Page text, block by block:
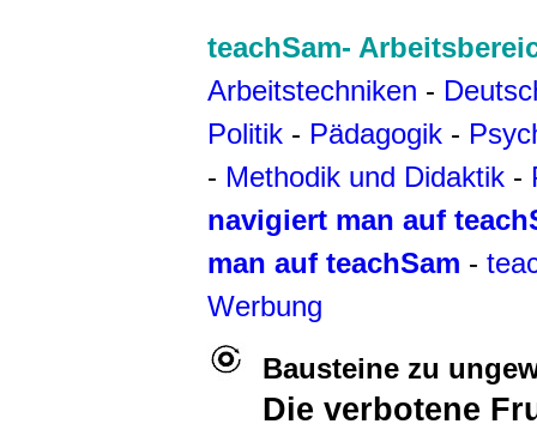
teachSam-
Arbeitstechniken -
Politik - Pädagogik -
- Methodik und Didaktik -
navigiert man auf
man auf teachSam -
Werbung
Bausteine zu
Die verbotene